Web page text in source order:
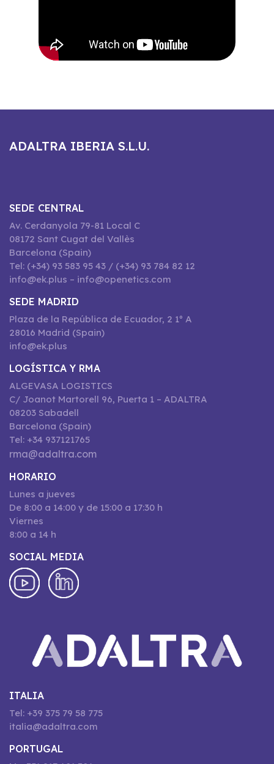
ADALTRA IBERIA S.L.U.
SEDE CENTRAL
Av. Cerdanyola 79-81 Local C
08172 Sant Cugat del Vallès
Barcelona (Spain)
Tel: (+34) 93 583 95 43 / (+34) 93 784 82 12
info@ek.plus – info@openetics.com
SEDE MADRID
Plaza de la República de Ecuador, 2 1º A
28016 Madrid (Spain)
info@ek.plus
LOGÍSTICA Y RMA
ALGEVASA LOGISTICS
C/ Joanot Martorell 96, Puerta 1 – ADALTRA
08203 Sabadell
Barcelona (Spain)
Tel: +34 937121765
rma@adaltra.com
HORARIO
Lunes a jueves
De 8:00 a 14:00 y de 15:00 a 17:30 h
Viernes
8:00 a 14 h
SOCIAL MEDIA
ITALIA
Tel: +39 375 79 58 775
italia@adaltra.com
PORTUGAL